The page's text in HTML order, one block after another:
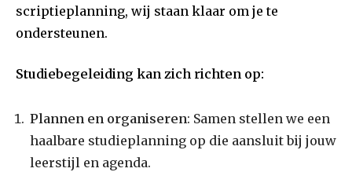
scriptieplanning, wij staan klaar om je te
ondersteunen.
Studiebegeleiding kan zich richten op:
Plannen en organiseren: Samen stellen we een
haalbare studieplanning op die aansluit bij jouw
leerstijl en agenda.